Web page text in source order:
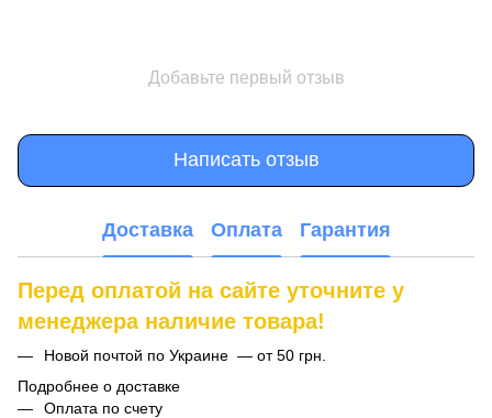
Добавьте первый отзыв
Написать отзыв
Доставка Оплата Гарантия
Перед оплатой на сайте уточните у
менеджера наличие товара!
Новой почтой по Украине — от 50 грн.
Подробнее о доставке
Оплата по счету